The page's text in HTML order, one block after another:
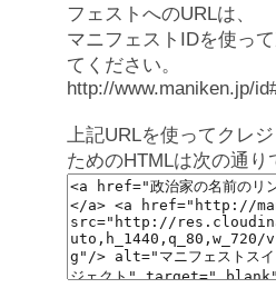
フェストへのURLは、
マニフェストIDを使っ
てください。
http://www.maniken.jp/
上記URLを使ってクレ
ためのHTMLは次の通り